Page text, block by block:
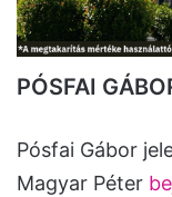
PÓSFAI
Pósfai Gábor
Magyar Péter